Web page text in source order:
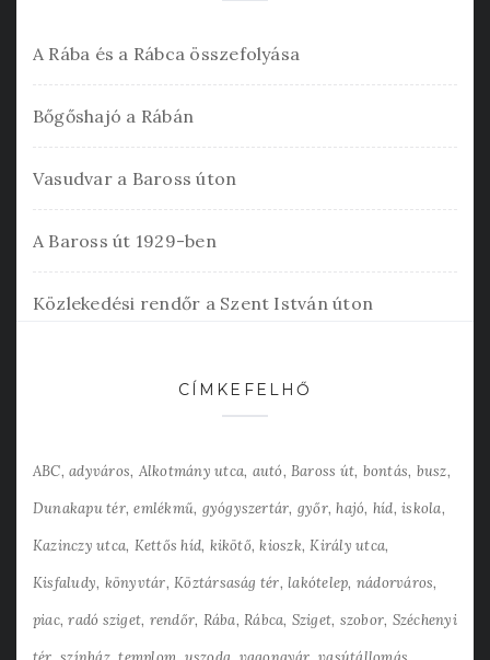
A Rába és a Rábca összefolyása
Bőgőshajó a Rábán
Vasudvar a Baross úton
A Baross út 1929-ben
Közlekedési rendőr a Szent István úton
CÍMKEFELHŐ
ABC adyváros Alkotmány utca autó Baross út bontás busz
Dunakapu tér emlékmű gyógyszertár győr hajó híd iskola
Kazinczy utca Kettős híd kikötő kioszk Király utca
Kisfaludy könyvtár Köztársaság tér lakótelep nádorváros
piac radó sziget rendőr Rába Rábca Sziget szobor Széchenyi